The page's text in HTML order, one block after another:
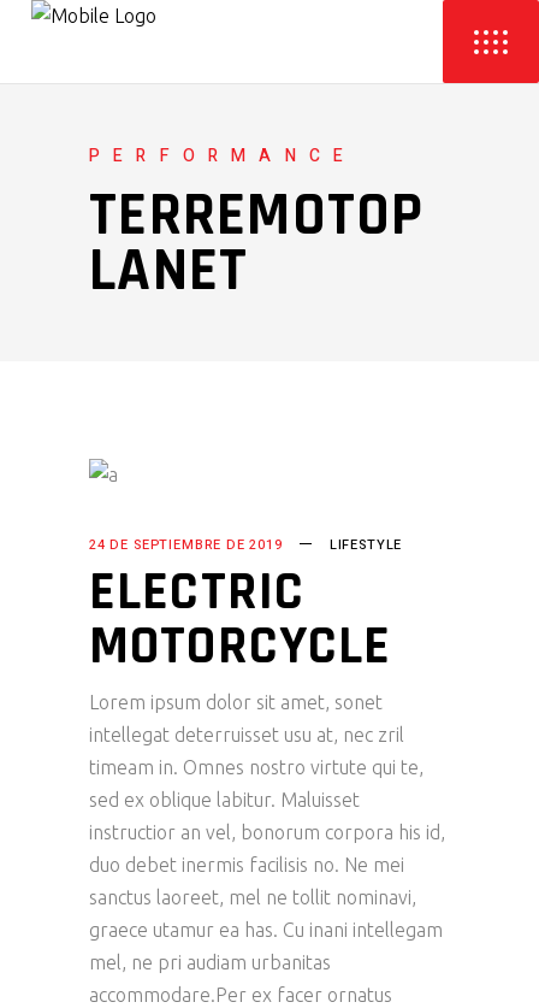
PERFORMANCE
TERREMOTOP
LANET
24 DE SEPTIEMBRE DE 2019 LIFESTYLE
ELECTRIC
MOTORCYCLE
Lorem ipsum dolor sit amet, sonet
intellegat deterruisset usu at, nec zril
timeam in. Omnes nostro virtute qui te,
sed ex oblique labitur. Maluisset
instructior an vel, bonorum corpora his id,
duo debet inermis facilisis no. Ne mei
sanctus laoreet, mel ne tollit nominavi,
graece utamur ea has. Cu inani intellegam
mel, ne pri audiam urbanitas
accommodare.Per ex facer ornatus